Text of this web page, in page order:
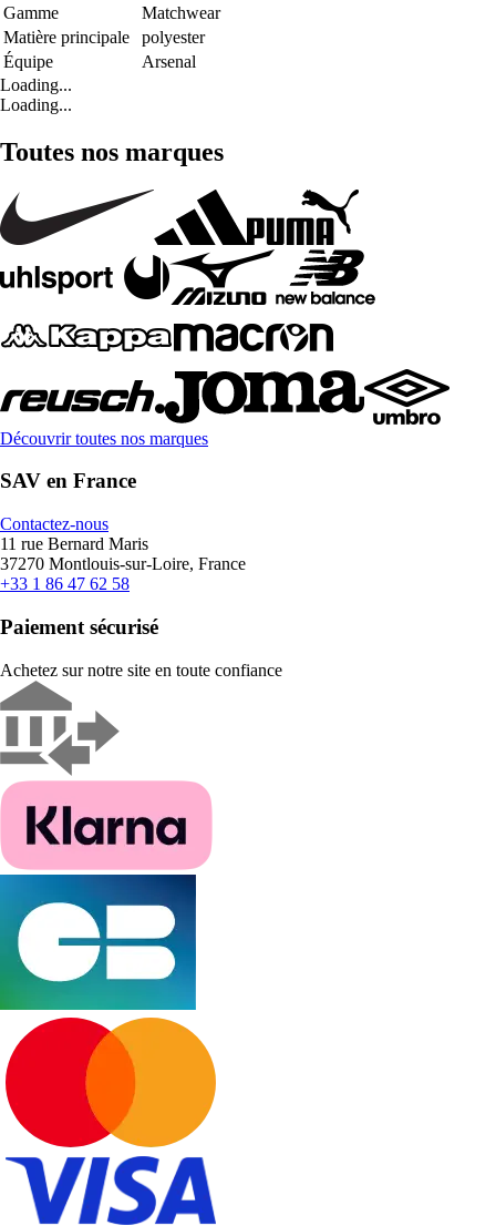
Gamme
Matchwear
Matière principale
polyester
Équipe
Arsenal
Loading...
Loading...
Toutes nos marques
Découvrir toutes nos marques
SAV en France
Contactez-nous
11 rue Bernard Maris
37270 Montlouis-sur-Loire, France
+33 1 86 47 62 58
Paiement sécurisé
Achetez sur notre site en toute confiance